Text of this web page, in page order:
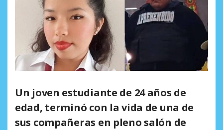
Un joven estudiante de 24 años de
edad, terminó con la vida de una de
sus compañeras en pleno salón de